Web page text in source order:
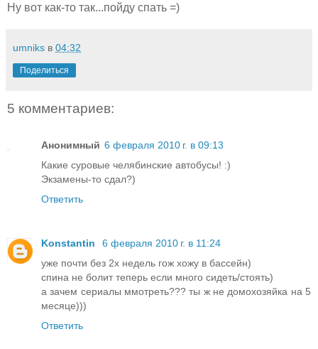
Ну вот как-то так...пойду спать =)
umniks в 04:32
Поделиться
5 комментариев:
Анонимный 6 февраля 2010 г. в 09:13
Какие суровые челябинские автобусы! :)
Экзамены-то сдал?)
Ответить
Konstantin
6 февраля 2010 г. в 11:24
уже почти без 2х недель гож хожу в бассейн)
спина не болит теперь если много сидеть/стоять)
а зачем сериалы ммотреть??? ты ж не домохозяйка на 5
месяце)))
Ответить